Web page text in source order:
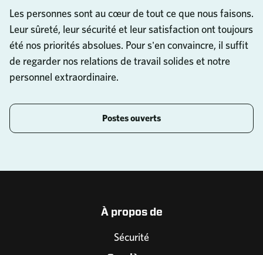
Les personnes sont au cœur de tout ce que nous faisons.
Leur sûreté, leur sécurité et leur satisfaction ont toujours
été nos priorités absolues. Pour s'en convaincre, il suffit
de regarder nos relations de travail solides et notre
personnel extraordinaire.
Postes ouverts
À propos de
Sécurité